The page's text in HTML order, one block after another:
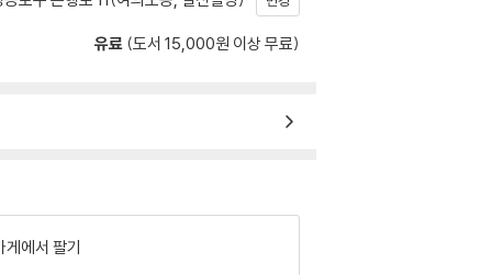
유료 (도서 15,000원 이상 무료)
게에서 팔기